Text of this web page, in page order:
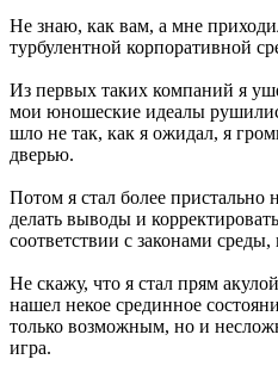
Не знаю, как вам, а мне
турбулентной корпоративной
Из первых таких компаний я
мои юношеские идеалы
шло не так, как я ожидал, я
дверью.
Потом я стал более пристально
делать выводы и
соответствии с законами среды,
Не скажу, что я стал прям
нашел некое срединное
только возможным, но и
игра.